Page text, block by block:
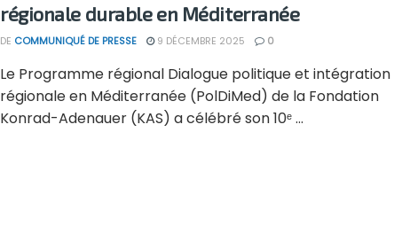
régionale durable en Méditerranée
DE COMMUNIQUÉ DE PRESSE 9 DÉCEMBRE 2025 0
Le Programme régional Dialogue politique et intégration
régionale en Méditerranée (PolDiMed) de la Fondation
Konrad-Adenauer (KAS) a célébré son 10ᵉ ...